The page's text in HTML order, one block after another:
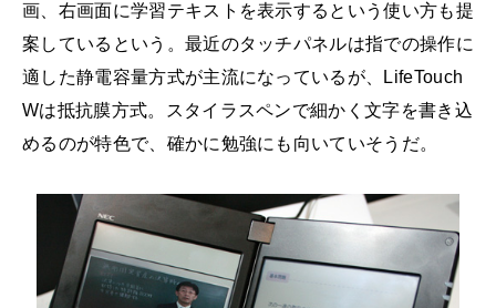
画、右画面に学習テキストを表示するという使い方も提
案しているという。最近のタッチパネルは指での操作に
適した静電容量方式が主流になっているが、LifeTouch
Wは抵抗膜方式。スタイラスペンで細かく文字を書き込
めるのが特色で、確かに勉強にも向いていそうだ。